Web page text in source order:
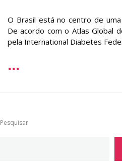
O Brasil está no centro de
De acordo com o Atlas Global
pela International Diabetes
Pesquisar